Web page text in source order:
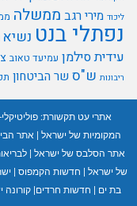
ליכוד מירי רגב ממשלה
נפתלי בנט
עידית סילמן עמיעד טאוב
ריבונות ש"ס שר הביטחון
אתרי עט תקשורת:
המקומיות של ישראל | אתר
אתר הסלבס של ישראל |
של ישראל | חדשות הקמפוס |
בת ים | חדשות חרדים|קורונה